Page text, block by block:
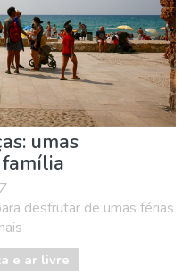
umas
desfrutar de umas férias
e ar livre